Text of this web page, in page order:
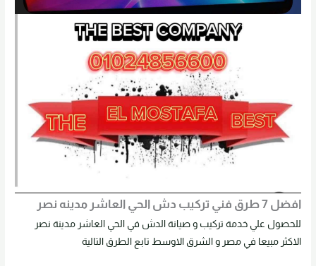
افضل 7 طرق فني تركيب دش الحي العاشر مدينه نصر
للحصول علي خدمة تركيب و صيانة الدش في الحي العاشر مدينة نصر
الاكثر مبيعا في مصر و الشرق الاوسط تابع الطرق التالية